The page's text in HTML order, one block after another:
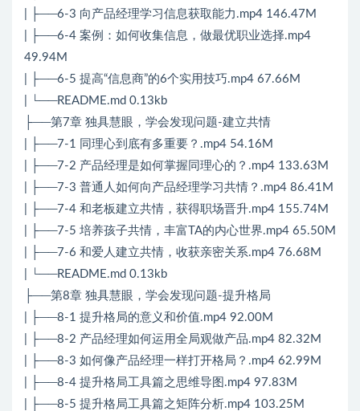
| ├──6-3 向产品经理学习信息获取能力.mp4 146.47M
| ├──6-4 案例：如何收集信息，做最优职业选择.mp4
49.94M
| ├──6-5 提高“信息商”的6个实用技巧.mp4 67.66M
| └──README.md 0.13kb
├──第7章 独具慧眼，学会发现问题-建立共情
| ├──7-1 同理心到底有多重要？.mp4 54.16M
| ├──7-2 产品经理是如何掌握同理心的？.mp4 133.63M
| ├──7-3 普通人如何向产品经理学习共情？.mp4 86.41M
| ├──7-4 和老板建立共情，获得职场晋升.mp4 155.74M
| ├──7-5 培养孩子共情，丰富TA的内心世界.mp4 65.50M
| ├──7-6 和爱人建立共情，收获亲密关系.mp4 76.68M
| └──README.md 0.13kb
├──第8章 独具慧眼，学会发现问题-提升格局
| ├──8-1 提升格局的意义和价值.mp4 92.00M
| ├──8-2 产品经理如何运用全局观做产品.mp4 82.32M
| ├──8-3 如何像产品经理一样打开格局？.mp4 62.99M
| ├──8-4 提升格局工具篇之思维导图.mp4 97.83M
| ├──8-5 提升格局工具篇之矩阵分析.mp4 103.25M